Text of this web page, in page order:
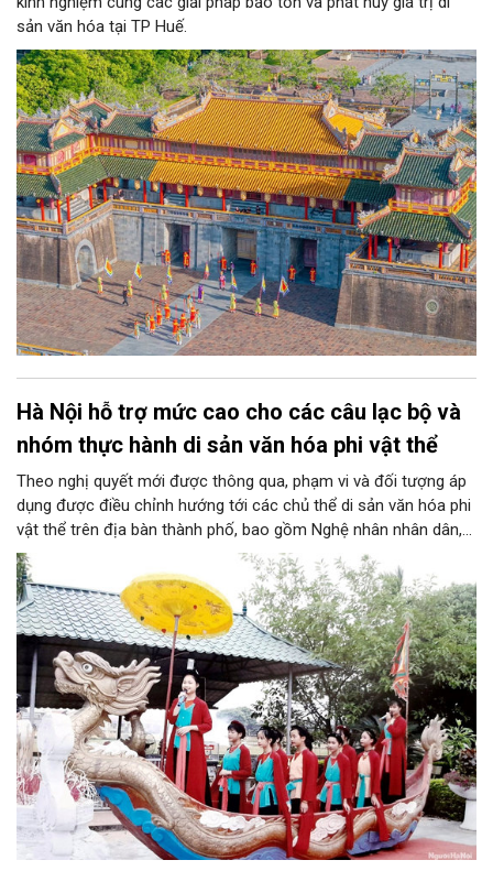
sản văn hóa tại TP Huế.
Hà Nội hỗ trợ mức cao cho các câu lạc bộ và
nhóm thực hành di sản văn hóa phi vật thể
Theo nghị quyết mới được thông qua, phạm vi và đối tượng áp
dụng được điều chỉnh hướng tới các chủ thể di sản văn hóa phi
vật thể trên địa bàn thành phố, bao gồm Nghệ nhân nhân dân,
Nghệ nhân ưu tú, các câu lạc bộ, nhóm thực hành, nghệ nhân
và người thực hành di sản. Đáng chú ý, Hà Nội quyết định giữ
nguyên mức hỗ trợ rất cao cho các câu lạc bộ và nhóm thực
hành di sản văn hóa phi vật thể.